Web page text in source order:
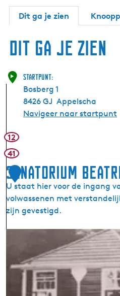
Dit ga je zien
Dit ga je zien
Startpunt:
Bosberg 1
8426 GJ Appelscha
Navigeer naar startpunt
12
41
1
Sanatorium
U staat hier voor de ingang
volwassenen met
zijn gevestigd.
a